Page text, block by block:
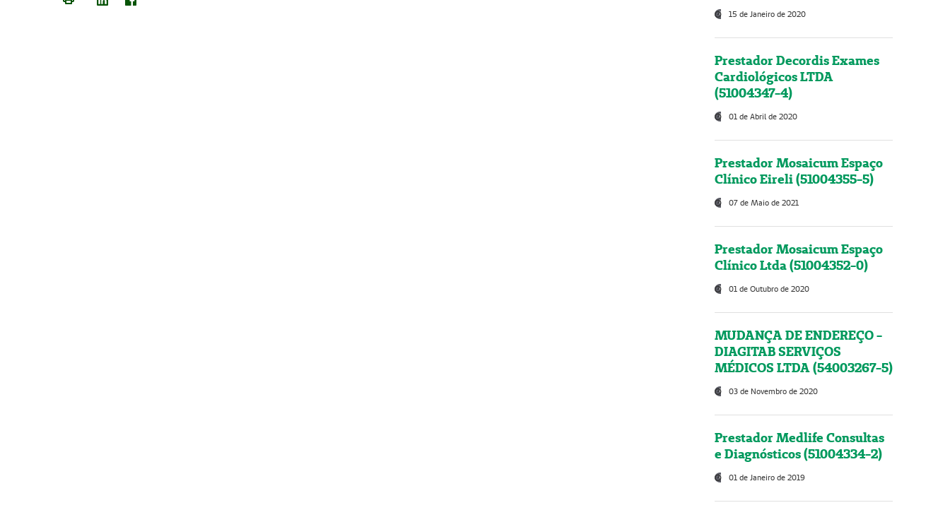
15 de Janeiro de 2020
Prestador Decordis Exames
Cardiológicos LTDA
(51004347-4)
01 de Abril de 2020
Prestador Mosaicum Espaço
Clínico Eireli (51004355-5)
07 de Maio de 2021
Prestador Mosaicum Espaço
Clínico Ltda (51004352-0)
01 de Outubro de 2020
MUDANÇA DE ENDEREÇO -
DIAGITAB SERVIÇOS
MÉDICOS LTDA (54003267-5)
03 de Novembro de 2020
Prestador Medlife Consultas
e Diagnósticos (51004334-2)
01 de Janeiro de 2019